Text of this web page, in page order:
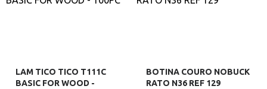
LAM TICO TICO T111C
BASIC FOR WOOD -
BOTINA COURO NOBUCK
RATO N36 REF 129